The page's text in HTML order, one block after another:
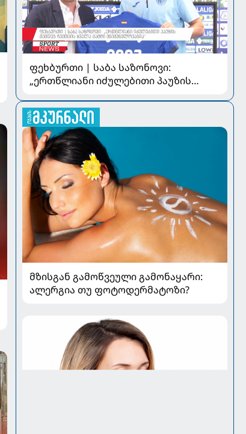
ფეხბურთი | საბა საზონოვი:
„ერთწლიანი იძულებითი პაუზის
მნიშვნელოვანია“
მზისგან გამოწვეული გამონაყარი:
ალერგია თუ ფოტოდერმატოზი?